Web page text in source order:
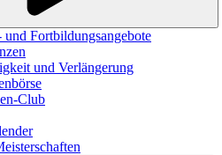
und Fortbildungsangebote
und Verlängerung
Club